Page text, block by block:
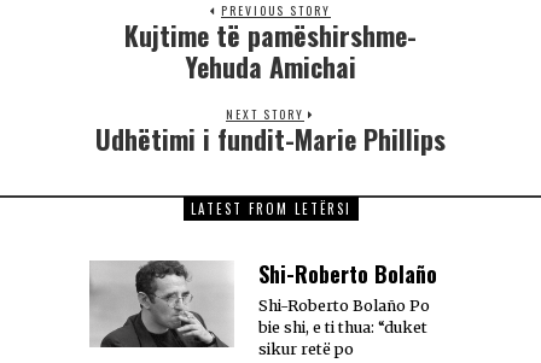
PREVIOUS STORY
Kujtime të pamëshirshme-
Yehuda Amichai
NEXT STORY
Udhëtimi i fundit-Marie Phillips
LATEST FROM LETËRSI
Shi-Roberto Bolaño
Shi-Roberto Bolaño Po
bie shi, e ti thua: “duket
sikur retë po